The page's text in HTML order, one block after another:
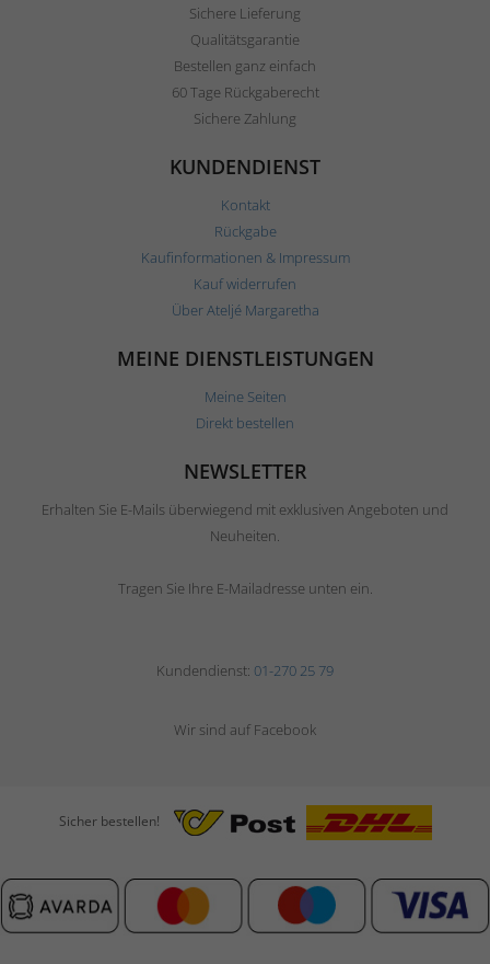
Sichere Lieferung
Qualitätsgarantie
Bestellen ganz einfach
60 Tage Rückgaberecht
Sichere Zahlung
KUNDENDIENST
Kontakt
Rückgabe
Kaufinformationen & Impressum
Kauf widerrufen
Über Ateljé Margaretha
MEINE DIENSTLEISTUNGEN
Meine Seiten
Direkt bestellen
NEWSLETTER
Erhalten Sie E-Mails überwiegend mit exklusiven Angeboten und
Neuheiten.
Tragen Sie Ihre E-Mailadresse unten ein.
Kundendienst: 01-270 25 79
Wir sind auf Facebook
Sicher bestellen!